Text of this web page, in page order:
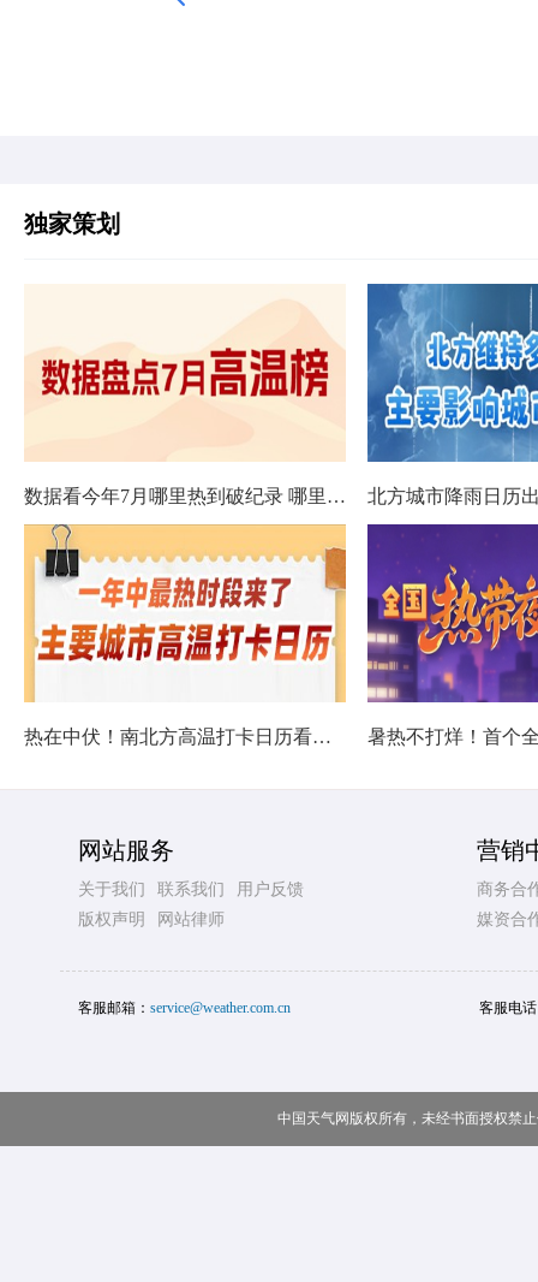
独家策划
数据看今年7月哪里热到破纪录 哪里暑热连轴转
热在中伏！南北方高温打卡日历看哪里热力持久
网站服务
关于我们 联系我们
用户反馈
版权声明
网站律师
营销
商务合
媒资合
客服邮箱： service@weather.com.cn 客服电
中国天气网版权所有，未经书面授权